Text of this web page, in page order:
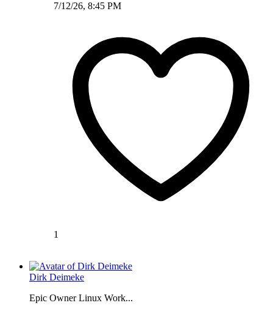
7/12/26, 8:45 PM
1
Dirk Deimeke
Epic Owner Linux Work...